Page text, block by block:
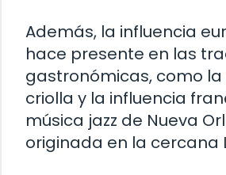
Además, la influencia
hace presente en las
gastronómicas, como la
criolla y la influencia
música jazz de Nueva
originada en la cercana